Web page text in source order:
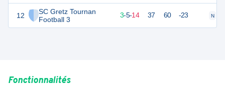
12
SC Gretz Tournan
Football 3
12 3-5-14 37 60 -23 N
Fonctionnalités